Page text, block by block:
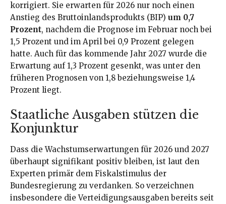
korrigiert. Sie erwarten für 2026 nur noch einen
Anstieg des Bruttoinlandsprodukts (BIP) um 0,7
Prozent, nachdem die Prognose im Februar noch bei
1,5 Prozent und im April bei 0,9 Prozent gelegen
hatte. Auch für das kommende Jahr 2027 wurde die
Erwartung auf 1,3 Prozent gesenkt, was unter den
früheren Prognosen von 1,8 beziehungsweise 1,4
Prozent liegt.
Staatliche Ausgaben stützen die
Konjunktur
Dass die Wachstumserwartungen für 2026 und 2027
überhaupt signifikant positiv bleiben, ist laut den
Experten primär dem Fiskalstimulus der
Bundesregierung zu verdanken. So verzeichnen
insbesondere die Verteidigungsausgaben bereits seit